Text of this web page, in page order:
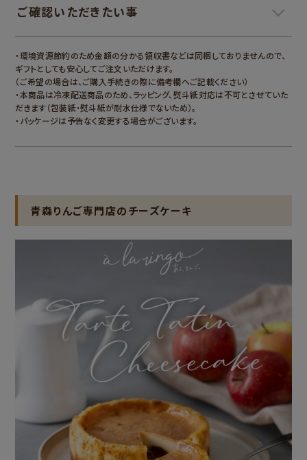
ご確認いただきたい事 ＞
・環境資源節約のため金額の分かる領収書などは同梱しておりませんので、
ギフトとしても安心してご注文いただけます。
（ご希望の場合は、ご購入手続きの際に備考欄へご記載ください）
・本商品は冷凍配送商品のため、ラッピング、熨斗紙対応は不可とさせていた
だきます（包装紙・熨斗紙が耐水仕様でないため）。
・パッケージは予告なく変更する場合がございます。
青森りんご専門店のチーズケーキ